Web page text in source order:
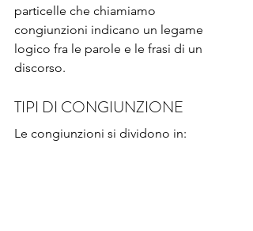
particelle che chiamiamo
congiunzioni indicano un legame
logico fra le parole e le frasi di un
discorso.
TIPI DI CONGIUNZIONE
Le congiunzioni si dividono in: